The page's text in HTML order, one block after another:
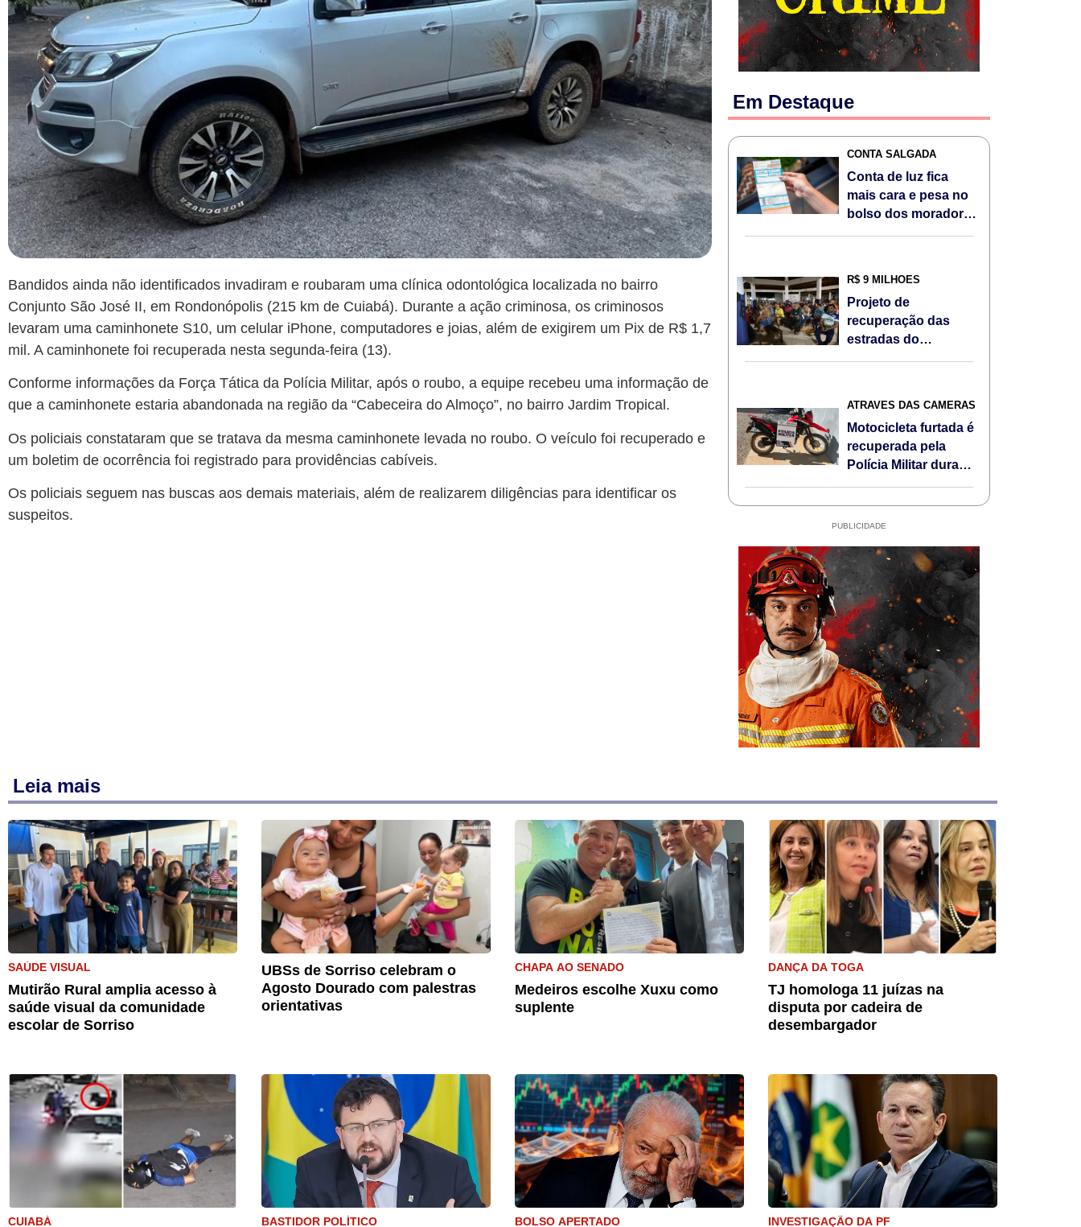
Bandidos ainda não identificados invadiram e roubaram uma clínica odontológica localizada no bairro
Conjunto São José II, em Rondonópolis (215 km de Cuiabá). Durante a ação criminosa, os criminosos
levaram uma caminhonete S10, um celular iPhone, computadores e joias, além de exigirem um Pix de R$ 1,7
mil. A caminhonete foi recuperada nesta segunda-feira (13).
Conforme informações da Força Tática da Polícia Militar, após o roubo, a equipe recebeu uma informação de
que a caminhonete estaria abandonada na região da “Cabeceira do Almoço”, no bairro Jardim Tropical.
Os policiais constataram que se tratava da mesma caminhonete levada no roubo. O veículo foi recuperado e
um boletim de ocorrência foi registrado para providências cabíveis.
Os policiais seguem nas buscas aos demais materiais, além de realizarem diligências para identificar os
suspeitos.
Em Destaque
CONTA SALGADA
Conta de luz fica
mais cara e pesa no
bolso dos moradores
R$ 9 MILHÕES
Projeto de
recuperação das
estradas do
comunidade
ATRAVÉS DAS CÂMERAS
Motocicleta furtada é
recuperada pela
Polícia Militar durante
PUBLICIDADE
Leia mais
SAÚDE VISUAL
Mutirão Rural amplia acesso à
saúde visual da comunidade
escolar de Sorriso
UBSs de Sorriso celebram o
Agosto Dourado com palestras
orientativas
CHAPA AO SENADO
Medeiros escolhe Xuxu como
suplente
DANÇA DA TOGA
TJ homologa 11 juízas na
disputa por cadeira de
desembargador
CUIABÁ BASTIDOR POLÍTICO BOLSO APERTADO INVESTIGAÇÃO DA PF